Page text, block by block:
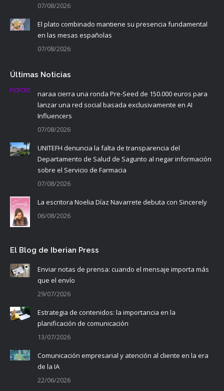
07/08/2026
El plato combinado mantiene su presencia fundamental
en las mesas españolas
07/08/2026
Últimas Noticias
naraa cierra una ronda Pre-Seed de 150.000 euros para
lanzar una red social basada exclusivamente en AI
Influencers
07/08/2026
UNITEFH denuncia la falta de transparencia del
Departamento de Salud de Sagunto al negar información
sobre el Servicio de Farmacia
07/08/2026
La escritora Noelia Díaz Navarrete debuta con Sincerely
06/08/2026
El Blog de Iberian Press
Enviar notas de prensa: cuando el mensaje importa más
que el envío
29/07/2026
Estrategia de contenidos: la importancia en la
planificación de comunicación
13/07/2026
Comunicación empresarial y atención al cliente en la era
de la IA
22/06/2026